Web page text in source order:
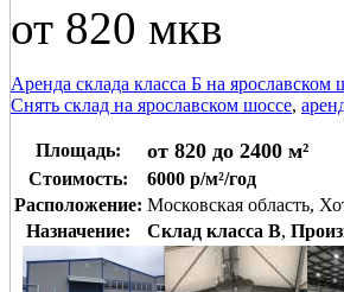
от 820 мкв
Аренда склада класса Б на ярославском
Снять склад на ярославском шоссе,
Площадь: от 820 до 2400 м²
Стоимость:
6000 р/м²/год
Расположение: Московская область,
Назначение:
Склад класса B,